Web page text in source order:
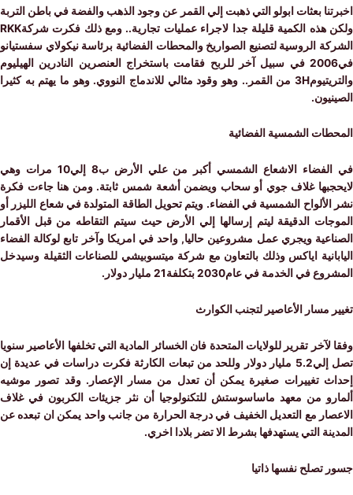
بعثات ابولو التي ذهبت إلي القمر عن وجود الذهب والفضة في باطن التربة
ولكن هذه الكمية قليلة جدا لاجراء عمليات تجارية.. ومع ذلك فكرت شركةRKK
الروسية لتصنيع الصواريخ والمحطات الفضائية برئاسة نيكولاي سفستيانو
في2006 في سبيل آخر للربح فقامت باستخراج العنصرين النادرين الهيليوم
والتريتيوم3H من القمر.. وهو وقود مثالي للاندماج النووي. وهو ما يهتم به كثيرا
الشمسية الفضائية
في الفضاء الاشعاع الشمسي أكبر من علي الأرض ب8 إلي10 مرات وهي
غلاف جوي أو سحاب ويضمن أشعة شمس ثابتة. ومن هنا جاءت فكرة
الشمسية في الفضاء. ويتم تحويل الطاقة المتولدة في شعاع الليزر أو
الدقيقة ليتم إرسالها إلي الأرض حيث سيتم التقاطه من قبل الأقمار
ويجري عمل مشروعين حاليا, واحد في امريكا وآخر تابع لوكالة الفضاء
اياكس وذلك بالتعاون مع شركة ميتسوبيشي للصناعات الثقيلة وسيدخل
الخدمة في عام2030 بتكلفة21 مليار دولار.
مسار الأعاصير لتجنب الكوارث
تقرير للولايات المتحدة فان الخسائر المادية التي تخلفها الأعاصير سنويا
تصل إلي5.2 مليار دولار وللحد من تبعات الكارثة فكرت دراسات في عديدة إن
تغييرات صغيرة يمكن أن تعدل من مسار الإعصار. وقد تصور موشيه
من معهد ماساسوستش للتكنولوجيا أن نثر جزيئات الكربون في غلاف
مع التعديل الخفيف في درجة الحرارة من جانب واحد يمكن ان تبعده عن
التي يستهدفها بشرط الا تضر بلادا اخري.
تصلح نفسها ذاتيا